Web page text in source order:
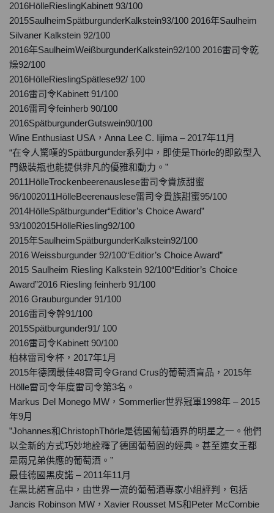
2016HölleRieslingKabinett 93/100
2015SaulheimSpätburgunderKalkstein93/100 2016年Saulheim
Silvaner Kalkstein 92/100
2016年SaulheimWeißburgunderKalkstein92/100 2016雷司令乾
燥92/100
2016HölleRieslingSpätlese92/ 100
2016雷司令Kabinett 91/100
2016雷司令feinherb 90/100
2016SpätburgunderGutswein90/100
Wine Enthusiast USA，Anna Lee C. Iijima – 2017年11月
“在令人驚嘆的Spätburgunder系列中，即使是Thörle的即飲型入
門級裝瓶也能提供非凡的優雅和動力。”
2011HölleTrockenbeerenauslese雷司令貴族甜蜜
96/1002011HölleBeerenauslese雷司令貴族甜蜜95/100
2014HölleSpätburgunder“Editior’s Choice Award”
93/1002015HölleRiesling92/100
2015年SaulheimSpätburgunderKalkstein92/100
2016 Weissburgunder 92/100“Editior’s Choice Award”
2015 Saulheim Riesling Kalkstein 92/100“Editior’s Choice
Award”2016 Riesling feinherb 91/100
2016 Grauburgunder 91/100
2016雷司令幹91/100
2015Spätburgunder91/ 100
2016雷司令Kabinett 90/100
柏林雷司令杯，2017年1月
2015年德國最佳48雷司令Grand Crus的葡萄酒盲品，2015年
Hölle雷司令年度雷司令第3名。
Markus Del Monego MW，Sommerlier世界冠軍1998年 – 2015
年9月
”Johannes和ChristophThörle是德國葡萄酒界的明星之一。他們
以全新的方式巧妙地詮釋了德國葡萄園的經典。甚至連女王都
是兩兄弟供應的葡萄酒。”
最佳德國黑皮諾 – 2011年11月
在黑比諾盲品中，由世界一流的葡萄酒專家小組評判，包括
Jancis Robinson MW，Xavier Rousset MS和Peter McCombie